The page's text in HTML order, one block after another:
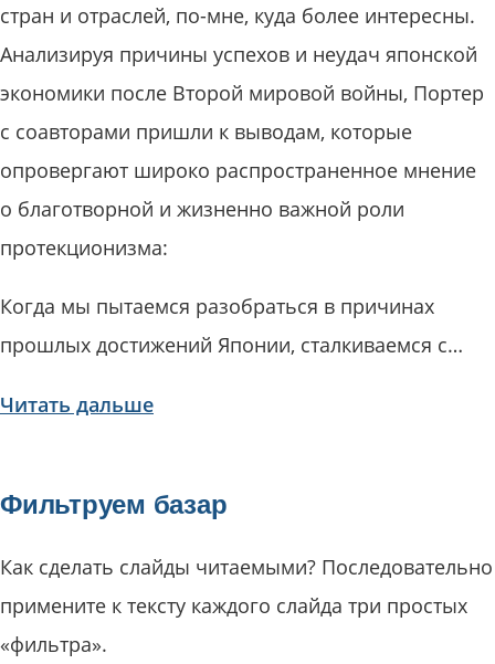
стран и отраслей, по-мне, куда более интересны.
Анализируя причины успехов и неудач японской
экономики после Второй мировой войны, Портер
с соавторами пришли к выводам, которые
опровергают широко распространенное мнение
о благотворной и жизненно важной роли
протекционизма:
Когда мы пытаемся разобраться в причинах
прошлых достижений Японии, сталкиваемся с…
Читать дальше
Фильтруем базар
Как сделать слайды читаемыми? Последовательно
примените к тексту каждого слайда три простых
«фильтра».